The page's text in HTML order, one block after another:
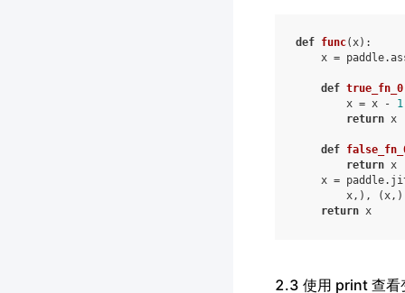
def func(x):
x = paddle.
def true_fn_0
x = x -
1
return x
def
return x
x = paddle.
x,), (x
return x
2.3 使用 print 查看